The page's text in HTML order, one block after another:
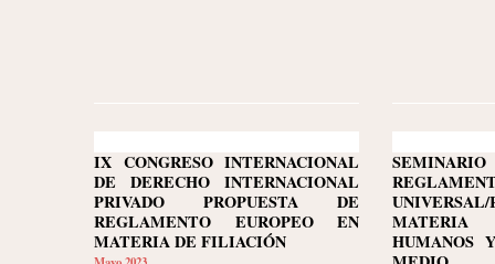
IX CONGRESO INTERNACIONAL
DE DERECHO INTERNACIONAL
PRIVADO PROPUESTA DE
REGLAMENTO EUROPEO EN
MATERIA DE FILIACIÓN
HUMANOS